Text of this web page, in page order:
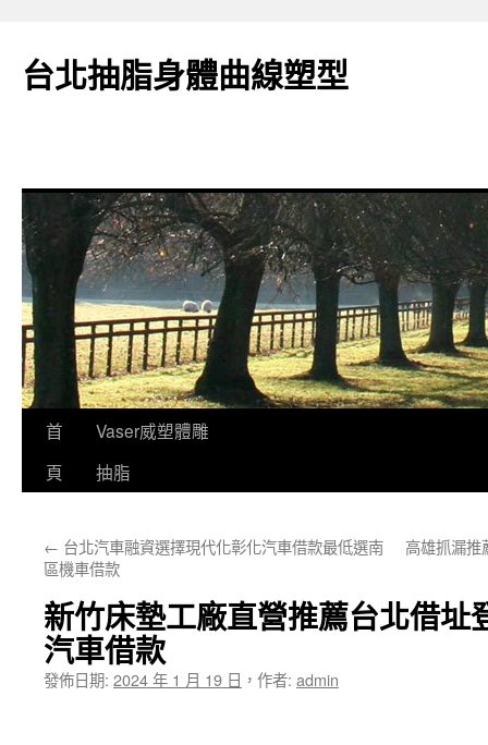
台北抽脂身體曲線塑型
跳
要
容
首
頁
Vaser威塑體雕
抽脂
← 台北汽車融資選擇現代化彰化汽車借款最低選南
區機車借款
高雄抓漏推
新竹床墊工廠直營推薦台北借址
汽車借款
發佈日期: 2024 年 1 月 19 日 ， 作者: admin